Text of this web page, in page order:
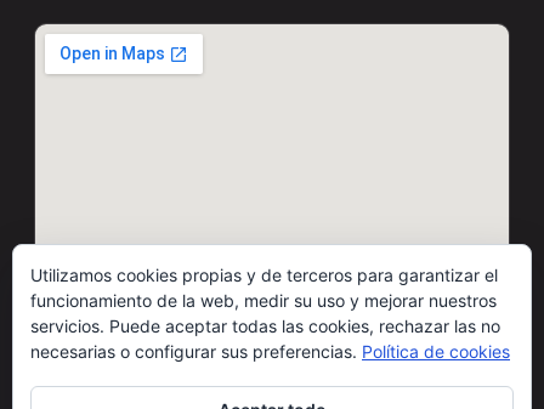
Utilizamos cookies propias y de terceros para garantizar el
funcionamiento de la web, medir su uso y mejorar nuestros
servicios. Puede aceptar todas las cookies, rechazar las no
necesarias o configurar sus preferencias. Política de cookies